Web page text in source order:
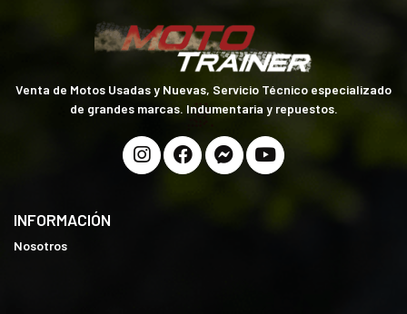
Venta de Motos Usadas y Nuevas, Servicio Técnico especializado
de grandes marcas. Indumentaria y repuestos.
INFORMACIÓN
Nosotros